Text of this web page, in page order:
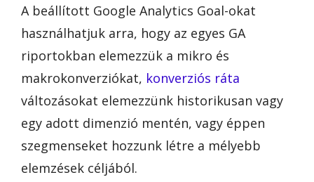
A beállított Google Analytics Goal-okat
használhatjuk arra, hogy az egyes GA
riportokban elemezzük a mikro és
makrokonverziókat, konverziós ráta
változásokat elemezzünk historikusan vagy
egy adott dimenzió mentén, vagy éppen
szegmenseket hozzunk létre a mélyebb
elemzések céljából.